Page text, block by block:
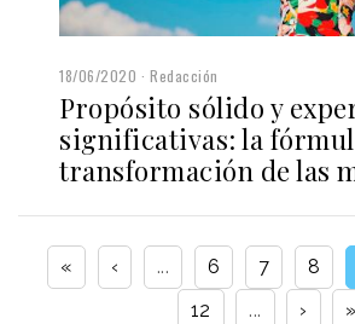
18/06/2020 Redacción
Propósito sólido y
significativas: la
transformación de las
« ‹ ... 6 7 8
12
... › »